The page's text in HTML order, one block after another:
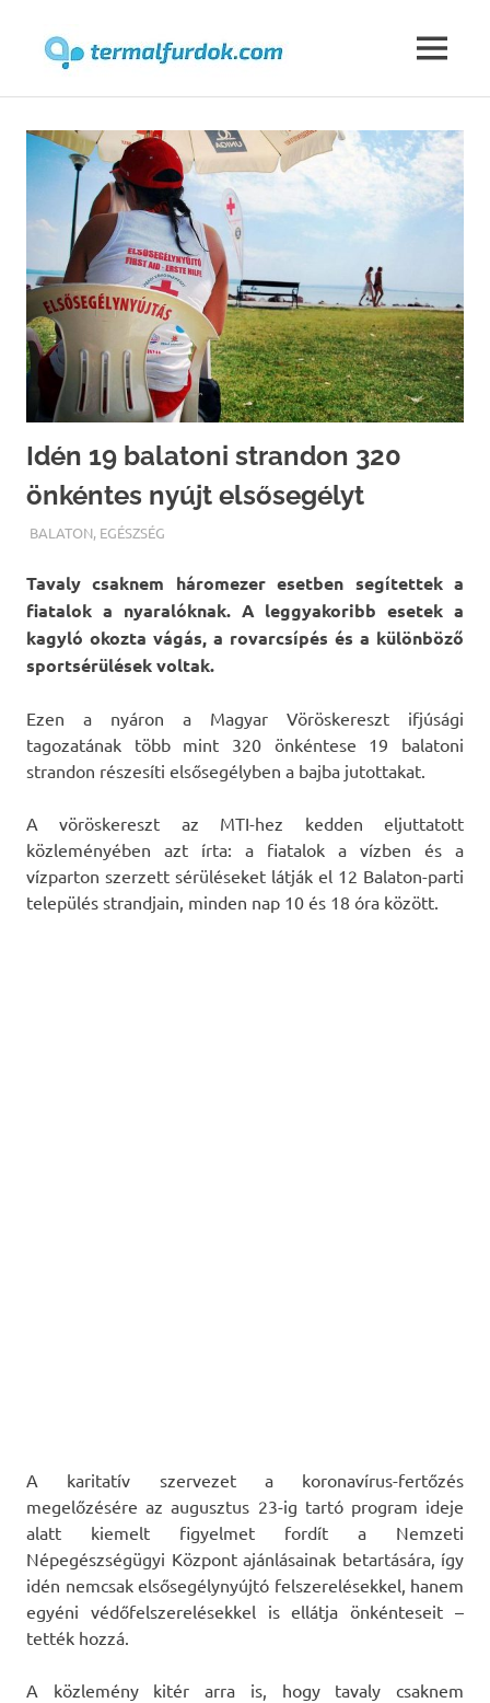
content
MENU
Idén 19 balatoni strandon 320
önkéntes nyújt elsősegélyt
TERMALFURDOK.COM
BALATON, EGÉSZSÉG
Tavaly csaknem háromezer esetben segítettek a
fiatalok a nyaralóknak. A leggyakoribb esetek a
kagyló okozta vágás, a rovarcsípés és a különböző
sportsérülések voltak.
Ezen a nyáron a Magyar Vöröskereszt ifjúsági
tagozatának több mint 320 önkéntese 19 balatoni
strandon részesíti elsősegélyben a bajba jutottakat.
A vöröskereszt az MTI-hez kedden eljuttatott
közleményében azt írta: a fiatalok a vízben és a
vízparton szerzett sérüléseket látják el 12 Balaton-parti
település strandjain, minden nap 10 és 18 óra között.
A karitatív szervezet a koronavírus-fertőzés
megelőzésére az augusztus 23-ig tartó program ideje
alatt kiemelt figyelmet fordít a Nemzeti
Népegészségügyi Központ ajánlásainak betartására, így
idén nemcsak elsősegélynyújtó felszerelésekkel, hanem
egyéni védőfelszerelésekkel is ellátja önkénteseit –
tették hozzá.
A közlemény kitér arra is, hogy tavaly csaknem